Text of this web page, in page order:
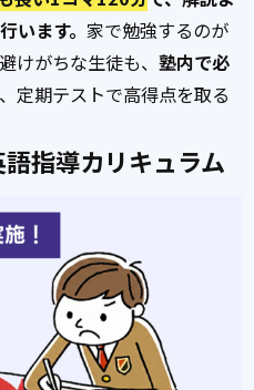
います。家で勉強するのが
けがちな生徒も、塾内で必
定期テストで高得点を取る
語指導カリキュラム